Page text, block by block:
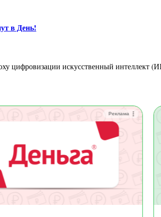
в День!
Реклама